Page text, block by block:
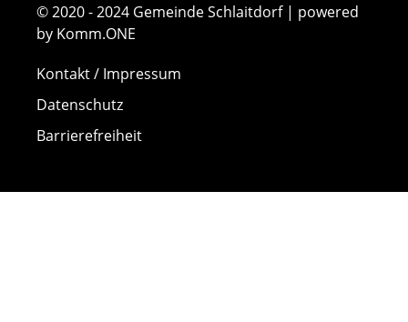
© 2020 - 2024 Gemeinde Schlaitdorf | powered
by Komm.ONE
Kontakt / Impressum
Datenschutz
Barrierefreiheit